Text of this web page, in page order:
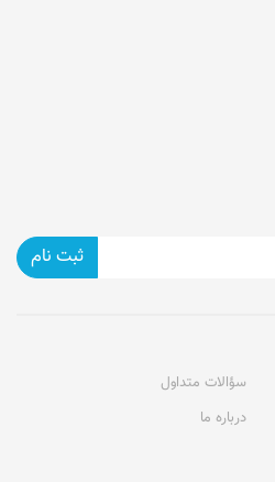
ثبت نام
سؤالات متداول
درباره ما